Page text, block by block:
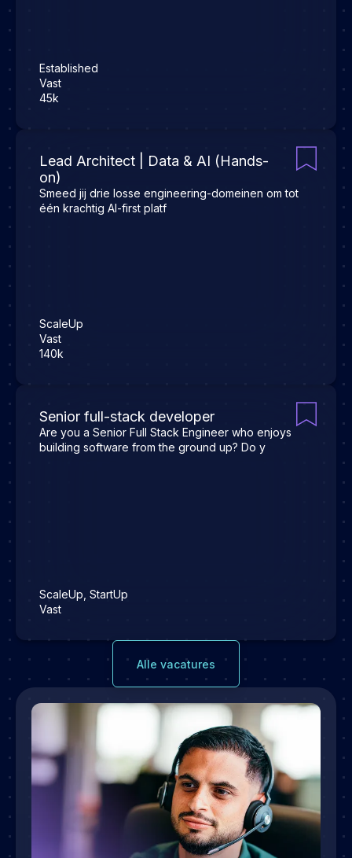
Established
Vast
45k
Lead Architect | Data & AI (Hands-
on)
Smeed jij drie losse engineering-domeinen om tot
één krachtig AI-first platf
ScaleUp
Vast
140k
Senior full-stack developer
Are you a Senior Full Stack Engineer who enjoys
building software from the ground up? Do y
ScaleUp, StartUp
Vast
Alle vacatures